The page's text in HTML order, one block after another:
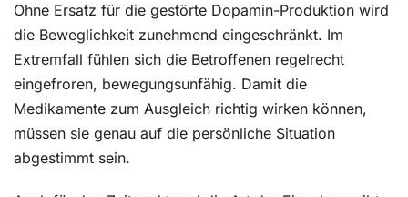
Ohne Ersatz für die gestörte Dopamin-Produktion wird
die Beweglichkeit zunehmend eingeschränkt. Im
Extremfall fühlen sich die Betroffenen regelrecht
eingefroren, bewegungsunfähig. Damit die
Medikamente zum Ausgleich richtig wirken können,
müssen sie genau auf die persönliche Situation
abgestimmt sein.